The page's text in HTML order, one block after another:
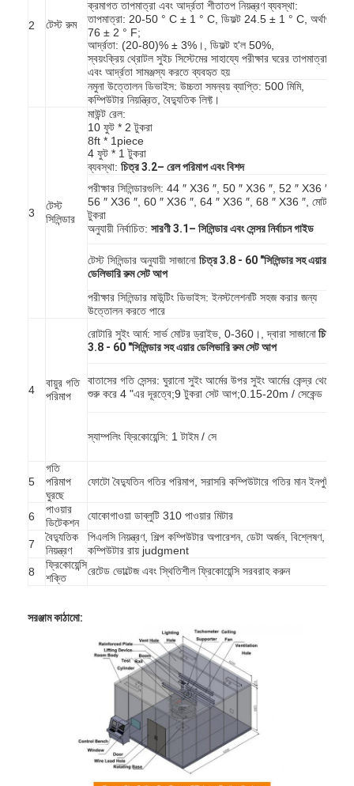
কারখানা পরিদর্শন
গুণমান নিয়ন্ত্রণ
আমাদের সাথে যোগাযোগ
খবর
ব্লগ
বৈদ্যুতিক সরঞ্জাম পরীক্ষার সরঞ্জাম
শক্তি দক্ষতা ল্যাব
যানবাহন পরীক্ষার সরঞ্জাম
ব্যাটারি পরীক্ষার সরঞ্জাম
বৈদ্যুতিক ল্যাবের জন্য পরীক্ষার সরঞ্জাম
2 টেস্ট রুম
ক্রমাগত তাপমাত্রা এবং আর্দ্রতা শীতাতপ নিয়ন্ত্রণ ব্যবস্থা:
তাপমাত্রা: 20-50 ° C ± 1 ° C, ডিফল্ট 24.5 ± 1 ° C, অর্থাৎ
76 ± 2 ° F;
আর্দ্রতা: (20-80)% ± 3%।, ডিফল্ট হ'ল 50%,
স্বয়ংক্রিয় থ্রোটল সুইচ সিস্টেমের সাহায্যে পরীক্ষার ঘরের তাপমাত্রা
এবং আর্দ্রতা সামঞ্জস্য করতে ব্যবহৃত হয়
নমুনা উত্তোলন ডিভাইস: উচ্চতা সমন্বয় ব্যাপ্তি: 500 মিমি,
কম্পিউটার নিয়ন্ত্রিত, বৈদ্যুতিক লিফ্ট।
3
টেস্ট
সিলিন্ডার
মাউন্ট রেল:
10 ফুট * 2 টুকরা
8ft * 1piece
4 ফুট * 1 টুকরা
ব্যবস্থা:চিত্র 3.2– রেল পরিমাপ এবং বিশদ
পরীক্ষার সিলিন্ডারগুলি: 44 ″ X36 ″, 50 ″ X36 ″, 52 ″ X36 ″,
56 ″ X36 ″, 60 ″ X36 ″, 64 ″ X36 ″, 68 ″ X36 ″, মোট 7
টুকরা
অনুযায়ী নির্বাচিত:সারণী 3.1– সিলিন্ডার এবং সেন্সর নির্বাচন গাইড
টেস্ট সিলিন্ডার অনুযায়ী সাজানোচিত্র 3.8 - 60 "সিলিন্ডার সহ এয়ার
ডেলিভারি রুম সেট আপ
পরীক্ষার সিলিন্ডার মাউন্টিং ডিভাইস: ইনস্টলেশনটি সহজ করার জন্য
উত্তোলন করতে পারে
4
বায়ুর গতি
পরিমাপ
রোটারি সুইং আর্ম: সার্ভ মোটর ড্রাইভ, 0-360।, দ্বারা সাজানোচিত্র
3.8 - 60 "সিলিন্ডার সহ এয়ার ডেলিভারি রুম সেট আপ
বাতাসের গতি সেন্সর: ঘুরানো সুইং আর্মের উপর সুইং আর্মের কেন্দ্র থেকে
শুরু করে 4 "এর দূরত্বে;9 টুকরা সেট আপ;0.15-20m / সেকেন্ড
স্যাম্পলিং ফ্রিকোয়েন্সি: 1 টাইম / সে
5
গতি
পরিমাপ
ঘুরছে
ফোটো বৈদ্যুতিন গতির পরিমাপ, সরাসরি কম্পিউটারে গতির মান ইনপুট
6
পাওয়ার
ডিটেকশন
যোকোগাওয়া ডাব্লুটি 310 পাওয়ার মিটার
7
বৈদ্যুতিক
নিয়ন্ত্রণ
পিএলসি নিয়ন্ত্রণ, শিল্প কম্পিউটার অপারেশন, ডেটা অর্জন, বিশ্লেষণ,
কম্পিউটার রায় judgment
8
ফ্রিকোয়েন্সি
শক্তি
রেটেড ভোল্টেজ এবং স্থিতিশীল ফ্রিকোয়েন্সি সরবরাহ করুন
সরঞ্জাম কাঠামো: